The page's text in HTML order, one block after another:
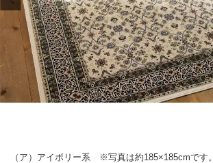
（ア）アイボリー系 ※写真は約185×185cmです。